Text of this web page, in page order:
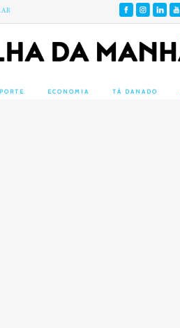
ECONOMIA TÁ DANADO